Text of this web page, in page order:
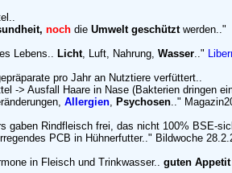
noch die Umwelt geschütztwerden.."
Lebens.. Licht, Luft, Nahrung, Wasser.."
pro Jahr an Nutztiere verfüttert..
-> Ausfall Haare in Nase (Bakterien dringen
Allergien, Psychosen.."
gaben Rindfleisch frei, das nicht 100% BSE-
PCB in Hühnerfutter.." Bildwoche
in Fleisch und Trinkwasser.. guten Appetit